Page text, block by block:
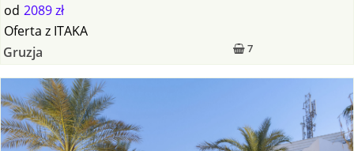
od 2089 zł
7
Oferta z ITAKA
Gruzja